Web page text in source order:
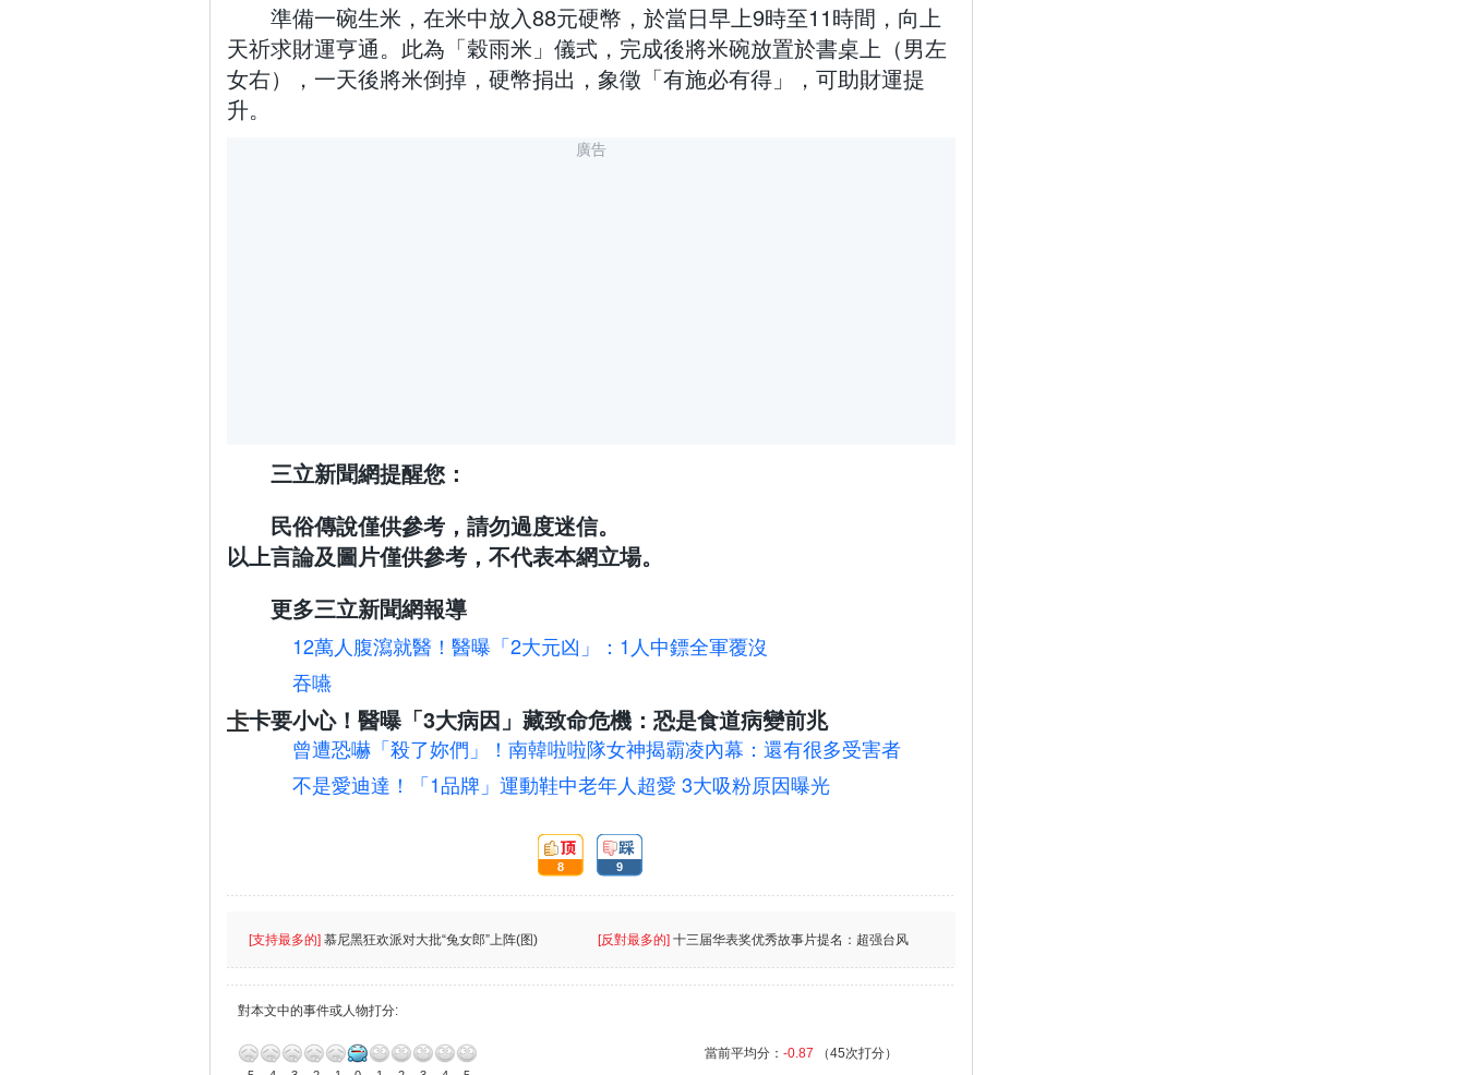
準備一碗生米，在米中放入88元硬幣，於當日早上9時至11時間，向上
天祈求財運亨通。此為「穀雨米」儀式，完成後將米碗放置於書桌上（男左
女右），一天後將米倒掉，硬幣捐出，象徵「有施必有得」，可助財運提
升。
廣告
三立新聞網提醒您：
民俗傳說僅供參考，請勿過度迷信。
以上言論及圖片僅供參考，不代表本網立場。
更多三立新聞網報導
12萬人腹瀉就醫！醫曝「2大元凶」：1人中鏢全軍覆沒
吞嚥
卡卡要小心！醫曝「3大病因」藏致命危機：恐是食道病變前兆
曾遭恐嚇「殺了妳們」！南韓啦啦隊女神揭霸凌內幕：還有很多受害者
不是愛迪達！「1品牌」運動鞋中老年人超愛 3大吸粉原因曝光
頂:
8
踩:
9
[支持最多的] 慕尼黑狂欢派对大批“兔女郎”上阵(图) [反對最多的] 十三届华表奖优秀故事片提名：超强台风
對本文中的事件或人物打分:
當前平均分： -0.87 （45次打分）